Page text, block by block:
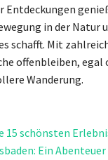
Entdeckungen
in der
schafft. Mit
offenbleiben,
Wanderung.
15 schönsten
Ein